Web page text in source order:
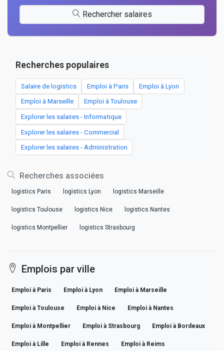
Rechercher salaires
Recherches populaires
Salaire de logistics Emploi à Paris Emploi à Lyon
Emploi à Marseille Emploi à Toulouse
Explorer les salaires - Informatique
Explorer les salaires - Commercial
Explorer les salaires - Administration
Recherches associées
logistics Paris logistics Lyon logistics Marseille
logistics Toulouse logistics Nice logistics Nantes
logistics Montpellier logistics Strasbourg
Emplois par ville
Emploi à Paris Emploi à Lyon Emploi à Marseille
Emploi à Toulouse Emploi à Nice Emploi à Nantes
Emploi à Montpellier Emploi à Strasbourg Emploi à Bordeaux
Emploi à Lille Emploi à Rennes Emploi à Reims